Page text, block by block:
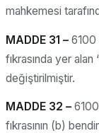
mahkemesi
MADDE 31 – 6100
fıkrasında yer
değiştirilmiştir.
MADDE 32 –
fıkrasının (b)